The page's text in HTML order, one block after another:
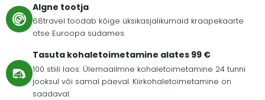
Algne tootja
68travel toodab kõige üksikasjalikumaid kraapekaarte
otse Euroopa südames.
Tasuta kohaletoimetamine alates 99 €
100 stiili laos. Ülemaailmne kohaletoimetamine 24 tunni
jooksul või samal päeval. Kiirkohaletoimetamine on
saadaval.